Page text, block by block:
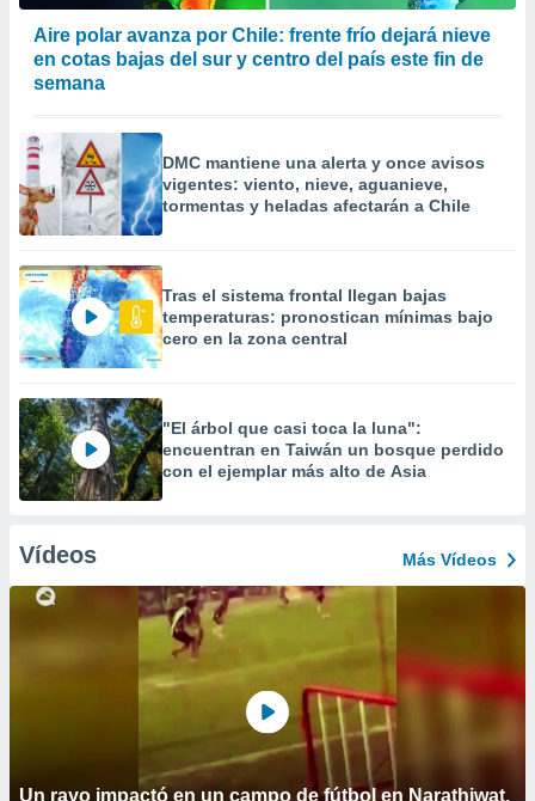
Aire polar avanza por Chile: frente frío dejará nieve
en cotas bajas del sur y centro del país este fin de
semana
DMC mantiene una alerta y once avisos
vigentes: viento, nieve, aguanieve,
tormentas y heladas afectarán a Chile
Tras el sistema frontal llegan bajas
temperaturas: pronostican mínimas bajo
cero en la zona central
"El árbol que casi toca la luna":
encuentran en Taiwán un bosque perdido
con el ejemplar más alto de Asia
Vídeos Más Vídeos
Un rayo impactó en un campo de fútbol en Narathiwat,